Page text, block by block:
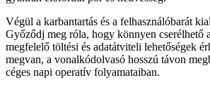
Végül a karbantartás és a felhasználóbarát
Győződj meg róla, hogy könnyen cserélhető
megfelelő töltési és adatátviteli lehetőségek
megvan, a vonalkódolvasó hosszú távon
céges napi operatív folyamataiban.